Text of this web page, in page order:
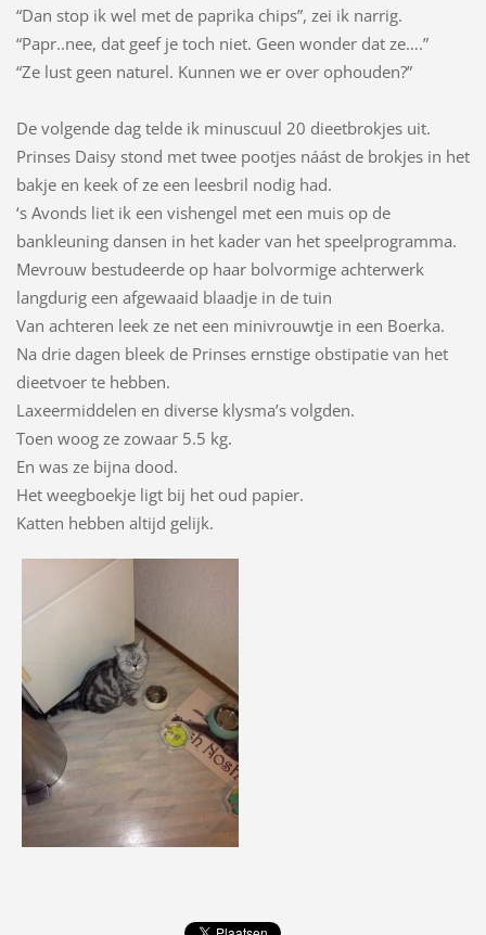
“Dan stop ik wel met de paprika chips”, zei ik narrig.
“Papr..nee, dat geef je toch niet. Geen wonder dat ze….”
“Ze lust geen naturel. Kunnen we er over ophouden?”
De volgende dag telde ik minuscuul 20 dieetbrokjes uit.
Prinses Daisy stond met twee pootjes náást de brokjes in het
bakje en keek of ze een leesbril nodig had.
‘s Avonds liet ik een vishengel met een muis op de
bankleuning dansen in het kader van het speelprogramma.
Mevrouw bestudeerde op haar bolvormige achterwerk
langdurig een afgewaaid blaadje in de tuin
Van achteren leek ze net een minivrouwtje in een Boerka.
Na drie dagen bleek de Prinses ernstige obstipatie van het
dieetvoer te hebben.
Laxeermiddelen en diverse klysma’s volgden.
Toen woog ze zowaar 5.5 kg.
En was ze bijna dood.
Het weegboekje ligt bij het oud papier.
Katten hebben altijd gelijk.